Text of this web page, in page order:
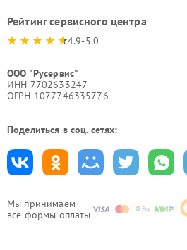
Мы принимаем
все формы оплаты
Рейтинг сервисного центра
4.9-5.0
ООО "Русервис"
ИНН 7702633247
ОГРН 1077746335776
Поделиться в соц. сетях: